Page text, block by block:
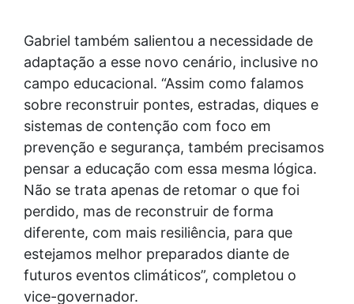
Gabriel também salientou a necessidade de
adaptação a esse novo cenário, inclusive no
campo educacional. “Assim como falamos
sobre reconstruir pontes, estradas, diques e
sistemas de contenção com foco em
prevenção e segurança, também precisamos
pensar a educação com essa mesma lógica.
Não se trata apenas de retomar o que foi
perdido, mas de reconstruir de forma
diferente, com mais resiliência, para que
estejamos melhor preparados diante de
futuros eventos climáticos”, completou o
vice-governador.